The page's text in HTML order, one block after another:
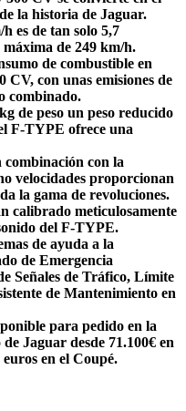
la historia de Jaguar.
es de tan solo 5,7
de 249 km/h.
de combustible en
CV, con unas emisiones de
combinado.
de peso un peso reducido
F-TYPE ofrece una
con la
velocidades proporcionan
la gama de revoluciones.
calibrado meticulosamente
del F-TYPE.
de ayuda a la
de Emergencia
Señales de Tráfico, Límite
de Mantenimiento en
para pedido en la
Jaguar desde 71.100€ en
en el Coupé.